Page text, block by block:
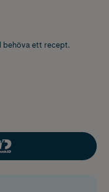
behöva ett recept.